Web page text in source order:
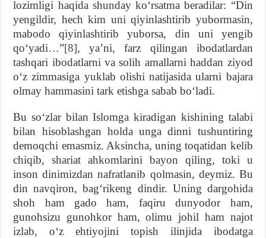
lozimligi haqida shunday koʻrsatma beradilar: “Din
yengildir, hech kim uni qiyinlashtirib yubormasin,
mabodo qiyinlashtirib yuborsa, din uni yengib
qoʻyadi…”[8], yaʼni, farz qilingan ibodatlardan
tashqari ibodatlarni va solih amallarni haddan ziyod
oʻz zimmasiga yuklab olishi natijasida ularni bajara
olmay hammasini tark etishga sabab boʻladi.
Bu soʻzlar bilan Islomga kiradigan kishining talabi
bilan hisoblashgan holda unga dinni tushuntiring
demoqchi emasmiz. Aksincha, uning toqatidan kelib
chiqib, shariat ahkomlarini bayon qiling, toki u
inson dinimizdan nafratlanib qolmasin, deymiz. Bu
din navqiron, bagʻrikeng dindir. Uning dargohida
shoh ham gado ham, faqiru dunyodor ham,
gunohsizu gunohkor ham, olimu johil ham najot
izlab, oʻz ehtiyojini topish ilinjida ibodatga